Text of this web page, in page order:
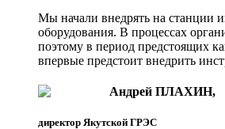
Мы начали внедрять на станции
оборудования. В процессах
поэтому в период предстоящих
впервые предстоит внедрить
Андрей ПЛАХИН,
директор Якутской ГРЭС